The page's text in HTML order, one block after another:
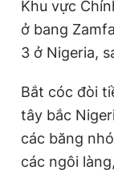
Đọc Thanh
Khu vực
ở bang
3 ở Nigeria,
Bắt cóc đòi
tây bắc
các băng
các ngôi